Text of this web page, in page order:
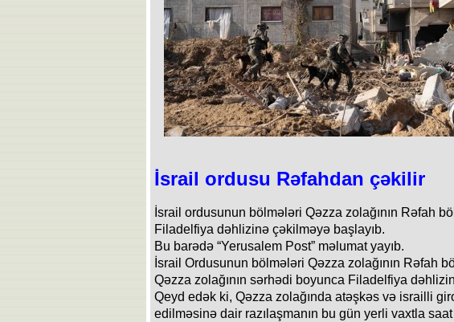
İsrail ordusu Rəfahdan çəkilir
İsrail ordusunun bölmələri Qəzza zolağının Rəfah
Filadelfiya dəhlizinə çəkilməyə başlayıb.
Bu barədə “Yerusalem Post” məlumat yayıb.
İsrail Ordusunun bölmələri Qəzza zolağının Rəfah
Qəzza zolağının sərhədi boyunca Filadelfiya
Qeyd edək ki, Qəzza zolağında atəşkəs və israilli
edilməsinə dair razılaşmanın bu gün yerli vaxtla